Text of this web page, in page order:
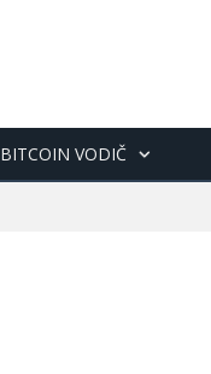
BITCOIN VODIČ